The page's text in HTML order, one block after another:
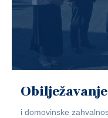
i domovinske